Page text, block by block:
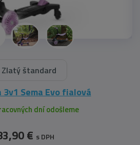
Zlatý štandard
3v1 Sema Evo fialová
dní odošleme
€ s DPH